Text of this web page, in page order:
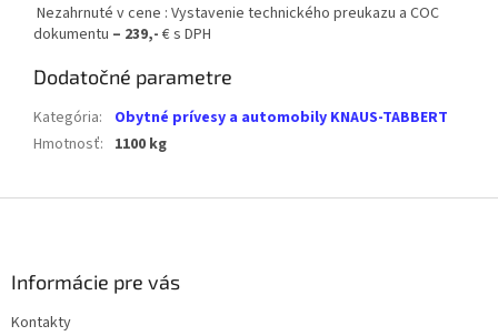
Nezahrnuté v cene : Vystavenie technického preukazu a COC
dokumentu – 239,- € s DPH
Dodatočné parametre
Kategória:
Obytné prívesy a automobily KNAUS-TABBERT
Hmotnosť: 1100 kg
Informácie pre vás
Kontakty